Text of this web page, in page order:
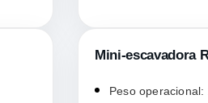
Mini-escavadora
Peso operacional: